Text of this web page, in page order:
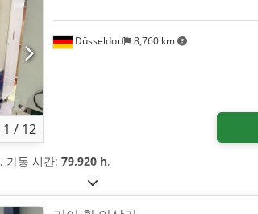
1 / 12
Düsseldorf 8,760 km
, 가동 시간: 79,920 h,